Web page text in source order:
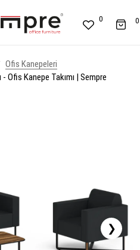
0 0
Ofis Kanepeleri
Ofis Kanepe Takımı | Sempre
❯